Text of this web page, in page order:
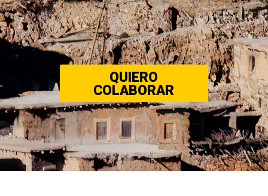
QUIERO
COLABORAR